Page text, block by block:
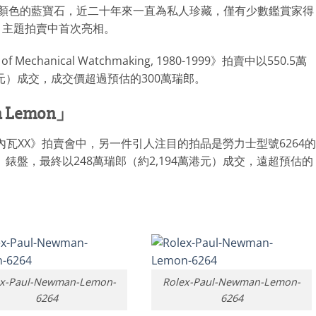
色的藍寶石，近二十年來一直為私人珍藏，僅有少數鑑賞家得
題拍賣中首次亮相。
Mechanical Watchmaking, 1980-1999》拍賣中以550.5萬
成交，成交價超過預估的300萬瑞郎。
」
XX》拍賣會中，另一件引人注目的拍品是勞力士型號6264的
盤，最終以248萬瑞郎（約2,194萬港元）成交，遠超預估的
Paul-Newman-Lemon-
6264
Rolex-Paul-Newman-Lemon-
6264